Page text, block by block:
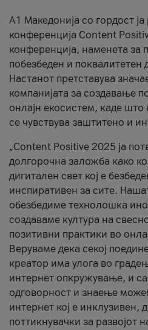
А1 Македонија со гордост
конференција Content
конференција, наменета за
побезбеден и поквалитетен
Настанот претставува
компанијата за создавање
онлајн екосистем, каде што
се чувствува заштитено и
„Content Positive 2025 ја
долгорочна заложба како
дигитален свет кој е
инспиративен за сите.
обезбедиме технолошка
создаваме култура на
позитивни практики во
Веруваме дека секој
креатор има улога во
интернет опкружување, и
одговорност и знаење
интернет кој е инклузивен,
поттикнувачки за развојот